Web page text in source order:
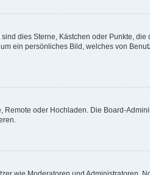
dies Sterne, Kästchen oder Punkte,
ein persönliches Bild, welches von
oder Hochladen. Die Board-